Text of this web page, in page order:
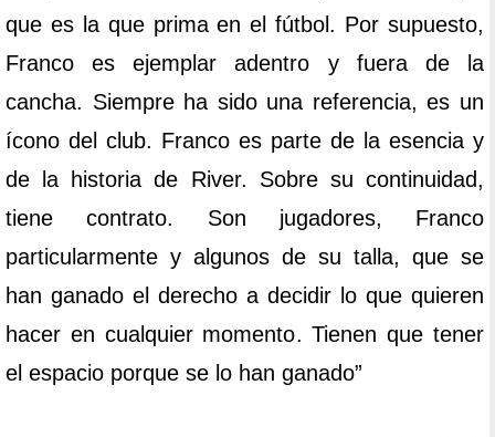
que es la que prima en el fútbol. Por supuesto,
Franco es ejemplar adentro y fuera de la
cancha. Siempre ha sido una referencia, es un
ícono del club. Franco es parte de la esencia y
de la historia de River. Sobre su continuidad,
tiene contrato. Son jugadores, Franco
particularmente y algunos de su talla, que se
han ganado el derecho a decidir lo que quieren
hacer en cualquier momento. Tienen que tener
el espacio porque se lo han ganado”